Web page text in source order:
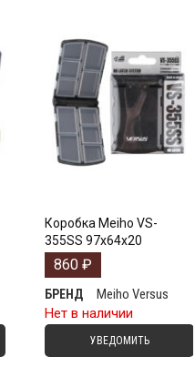
Коробка Meiho VS-
355SS 97х64х20
860₽
БРЕНД
Meiho Versus
Нет в наличии
УВЕДОМИТЬ